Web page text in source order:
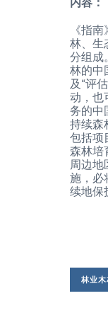
《指
林、生
分组成
林的中
及“评
动，也
务的中
持续森
包括项
森林培
周边地
施，必
续地保
林业木